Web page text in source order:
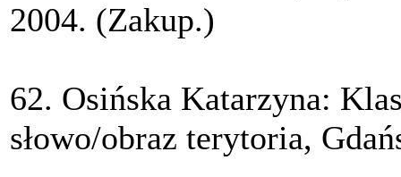
2004. (Zakup.)
62. Osińska Katarzyna:
słowo/obraz terytoria,